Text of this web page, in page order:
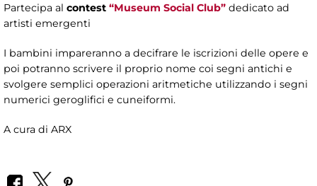
Partecipa al contest “Museum Social Club” dedicato ad
artisti emergenti
I bambini impareranno a decifrare le iscrizioni delle opere e
poi potranno scrivere il proprio nome coi segni antichi e
svolgere semplici operazioni aritmetiche utilizzando i segni
numerici geroglifici e cuneiformi.
A cura di ARX